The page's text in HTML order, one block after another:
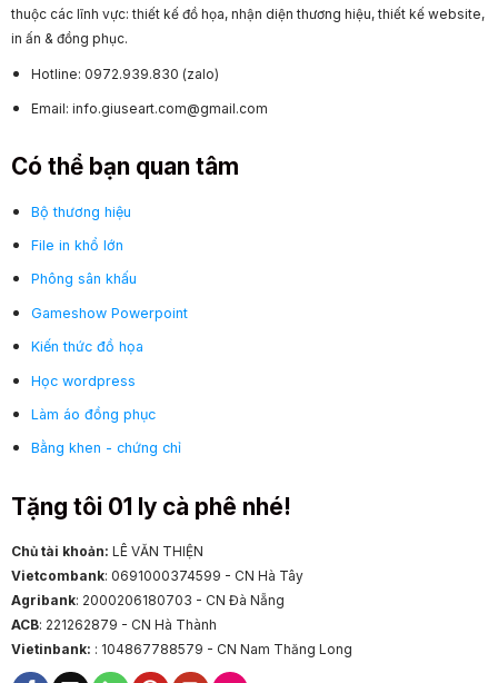
thuộc các lĩnh vực: thiết kế đồ họa, nhận diện thương hiệu, thiết kế website,
in ấn & đồng phục.
Hotline: 0972.939.830 (zalo)
Email: info.giuseart.com@gmail.com
Có thể bạn quan tâm
Bộ thương hiệu
File in khổ lớn
Phông sân khấu
Gameshow Powerpoint
Kiến thức đồ họa
Học wordpress
Làm áo đồng phục
Bằng khen - chứng chỉ
Tặng tôi 01 ly cà phê nhé!
Chủ tài khoản: LÊ VĂN THIỆN
Vietcombank: 0691000374599 - CN Hà Tây
Agribank: 2000206180703 - CN Đà Nẵng
ACB: 221262879 - CN Hà Thành
Vietinbank: : 104867788579 - CN Nam Thăng Long